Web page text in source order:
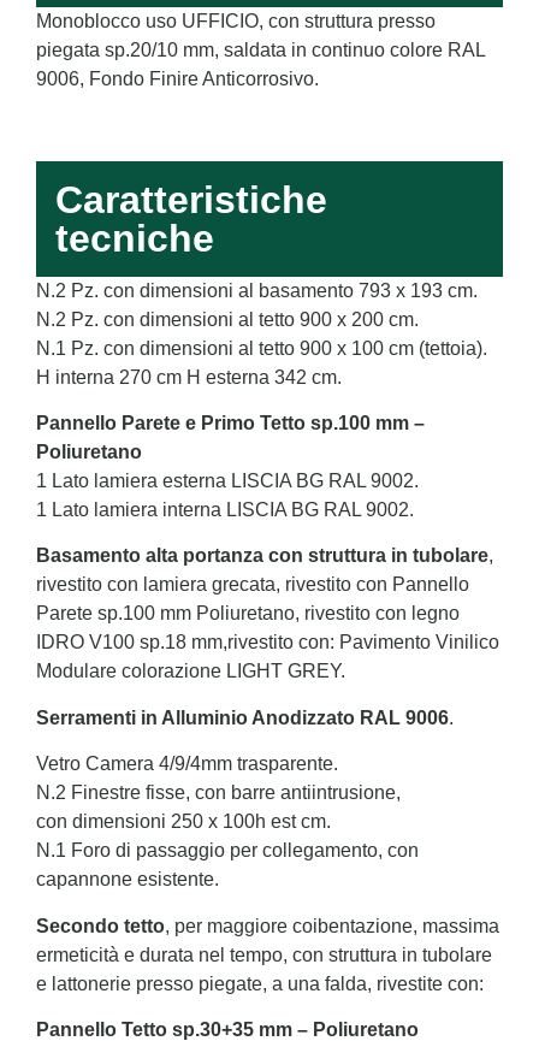
Monoblocco uso UFFICIO, con struttura presso
piegata sp.20/10 mm, saldata in continuo colore RAL
9006, Fondo Finire Anticorrosivo.
Caratteristiche
tecniche
N.2 Pz. con dimensioni al basamento 793 x 193 cm.
N.2 Pz. con dimensioni al tetto 900 x 200 cm.
N.1 Pz. con dimensioni al tetto 900 x 100 cm (tettoia).
H interna 270 cm H esterna 342 cm.
Pannello Parete e Primo Tetto sp.100 mm –
Poliuretano
1 Lato lamiera esterna LISCIA BG RAL 9002.
1 Lato lamiera interna LISCIA BG RAL 9002.
Basamento alta portanza con struttura in tubolare,
rivestito con lamiera grecata, rivestito con Pannello
Parete sp.100 mm Poliuretano, rivestito con legno
IDRO V100 sp.18 mm,rivestito con: Pavimento Vinilico
Modulare colorazione LIGHT GREY.
Serramenti in Alluminio Anodizzato RAL 9006.
Vetro Camera 4/9/4mm trasparente.
N.2 Finestre fisse, con barre antiintrusione,
con dimensioni 250 x 100h est cm.
N.1 Foro di passaggio per collegamento, con
capannone esistente.
Secondo tetto, per maggiore coibentazione, massima
ermeticità e durata nel tempo, con struttura in tubolare
e lattonerie presso piegate, a una falda, rivestite con:
Pannello Tetto sp.30+35 mm – Poliuretano